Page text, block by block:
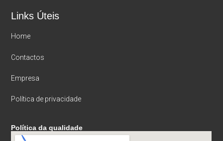
Links Úteis
Home
Contactos
Empresa
Política de privacidade
Política da qualidade